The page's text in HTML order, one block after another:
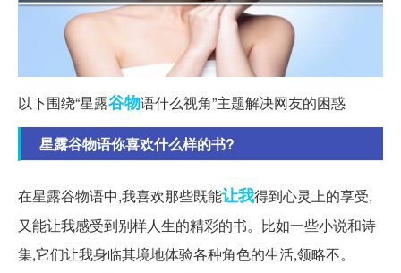
以下围绕“星露谷物语什么视角”主题解决网友的困惑
星露谷物语你喜欢什么样的书?
在星露谷物语中,我喜欢那些既能让我得到心灵上的享受,
又能让我感受到别样人生的精彩的书。比如一些小说和诗
集,它们让我身临其境地体验各种角色的生活,领略不。